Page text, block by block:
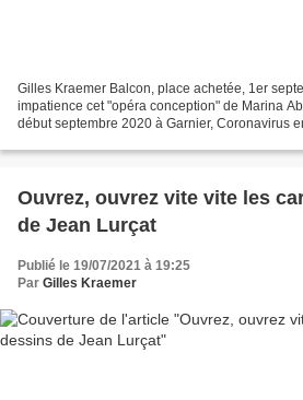
Gilles Kraemer Balcon, place achetée, 1er
impatience cet "opéra conception" de Marina
début septembre 2020 à Garnier, Coronavirus
Ouvrez, ouvrez vite vite les
de Jean Lurçat
Publié le 19/07/2021 à 19:25
Par Gilles Kraemer